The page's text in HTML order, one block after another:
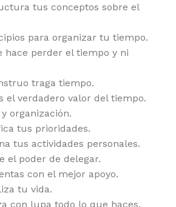
tus conceptos sobre el
para organizar tu tiempo.
hace perder el tiempo y ni
traga tiempo.
el verdadero valor del tiempo.
organización.
tus prioridades.
tus actividades personales.
el poder de delegar.
con el mejor apoyo.
tu vida.
con lupa todo lo que haces.